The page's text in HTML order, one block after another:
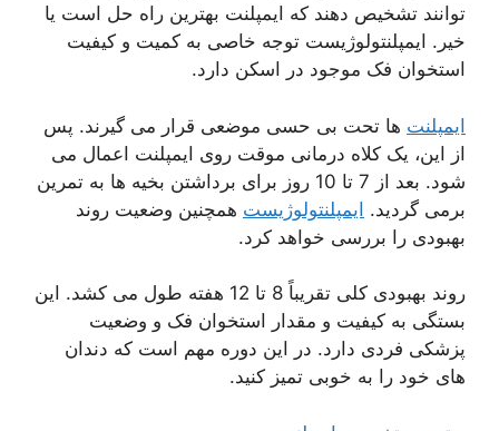
توانند تشخیص دهند که ایمپلنت بهترین راه حل است یا
خیر. ایمپلنتولوژیست توجه خاصی به کمیت و کیفیت
استخوان فک موجود در اسکن دارد.
ایمپلنت ها تحت بی حسی موضعی قرار می گیرند. پس
از این، یک کلاه درمانی موقت روی ایمپلنت اعمال می
شود. بعد از 7 تا 10 روز برای برداشتن بخیه ها به تمرین
برمی گردید. ایمپلنتولوژیست همچنین وضعیت روند
بهبودی را بررسی خواهد کرد.
روند بهبودی کلی تقریباً 8 تا 12 هفته طول می کشد. این
بستگی به کیفیت و مقدار استخوان فک و وضعیت
پزشکی فردی دارد. در این دوره مهم است که دندان
های خود را به خوبی تمیز کنید.